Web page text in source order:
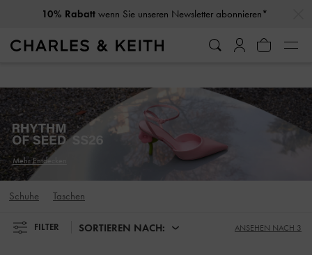
10% Rabatt wenn Sie unseren Newsletter abonnieren*
10% Rabatt wenn Sie unseren Newsletter abonnieren*
Mehr Entdecken
Schuhe Taschen
FILTER SORTIEREN NACH: ANSEHEN NACH 3